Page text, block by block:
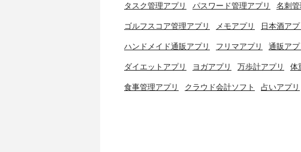
タスク管理アプリ パスワード管理アプリ 名刺管
ゴルフスコア管理アプリ メモアプリ 日本酒アプ
ハンドメイド通販アプリ フリマアプリ 通販アプ
ダイエットアプリ ヨガアプリ 万歩計アプリ 体
食事管理アプリ クラウド会計ソフト 占いアプリ